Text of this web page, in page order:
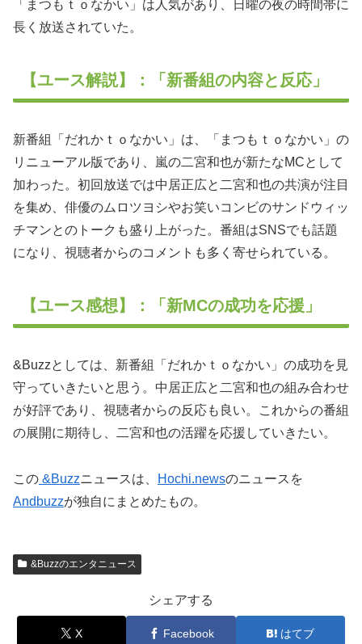
「まつもｔｏなかい」は人気があり、日曜の夜の時間帯に
長く放送されていた。
【ユース解説】：「新番組の内容と反応」
新番組「だれかｔｏなかい」は、「まつもｔｏなかい」の
リニューアル版であり、嵐の二宮和也が新たなMCとして
加わった。初回放送では中居正広と二宮和也の共演が注目
を集め、俳優のムロツヨシやお笑いコンビのサンドウィッ
チマンとのトークも盛り上がった。番組はSNSでも話題
になり、視聴者からのコメントも多く寄せられている。
【ユース感想】：「新MCの成功を応援」
&Buzzとしては、新番組「だれかｔｏなかい」の成功を見
守っていきたいと思う。中居正広と二宮和也の組み合わせ
が好評であり、視聴者からの反応も良い。これからの番組
の展開に期待し、二宮和也の活躍を応援していきたい。
この &Buzzニュースは、 Hochi.newsのニュースを
Andbuzzが独自にまとめたもの。
&Buzzのエンタニュース
シェアする
X Facebook はてブ